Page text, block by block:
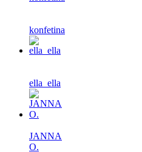
konfetina
ella_ella
JANNA
O.